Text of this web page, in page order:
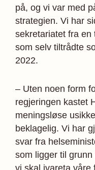
på, og vi var med
strategien. Vi har
sekretariatet fra en
som selv tiltrådte
2022.
– Uten noen form
regjeringen kastet
meningsløse
beklagelig. Vi har
svar fra
som ligger til
vi skal ivareta våre